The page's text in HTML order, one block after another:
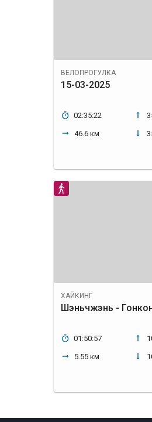
ВЕЛОПРОГУЛКА
15-03-2025
02:35:22
46.6 км
ХАЙКИНГ
Шэньчжэнь -
01:50:57
5.55 км